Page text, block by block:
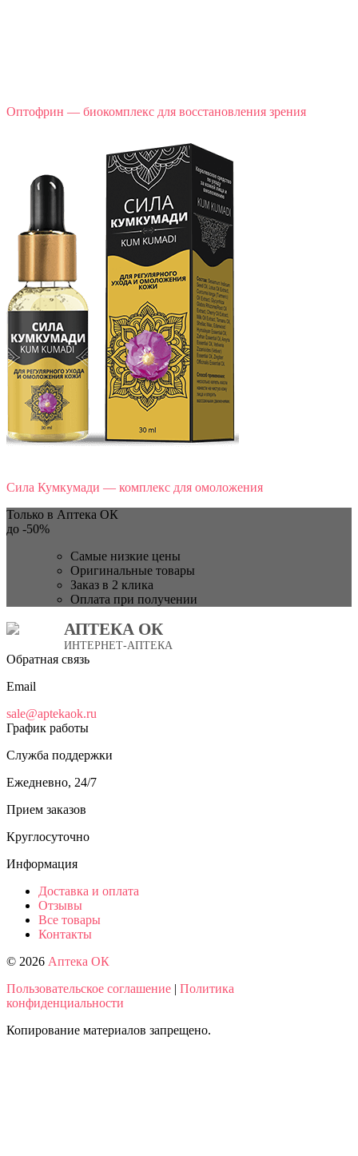
Оптофрин — биокомплекс для восстановления зрения
Сила Кумкумади — комплекс для омоложения
Только в Аптека ОК
до -50%
Самые низкие цены
Оригинальные товары
Заказ в 2 клика
Оплата при получении
АПТЕКА ОК
ИНТЕРНЕТ-АПТЕКА
Обратная связь
Email
sale@aptekaok.ru
График работы
Служба поддержки
Ежедневно, 24/7
Прием заказов
Круглосуточно
Информация
Доставка и оплата
Отзывы
Все товары
Контакты
© 2026 Аптека ОК
Пользовательское соглашение | Политика
конфиденциальности
Копирование материалов запрещено.